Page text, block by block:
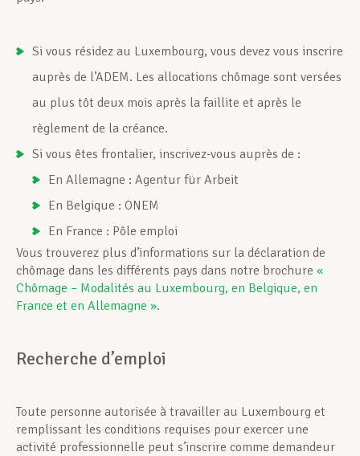
Si vous résidez au Luxembourg, vous devez vous inscrire
auprès de l’ADEM. Les allocations chômage sont versées
au plus tôt deux mois après la faillite et après le
règlement de la créance.
Si vous êtes frontalier, inscrivez-vous auprès de :
En Allemagne : Agentur für Arbeit
En Belgique : ONEM
En France : Pôle emploi
Vous trouverez plus d’informations sur la déclaration de
chômage dans les différents pays dans notre brochure «
Chômage – Modalités au Luxembourg, en Belgique, en
France et en Allemagne ».
Recherche d’emploi
Toute personne autorisée à travailler au Luxembourg et
remplissant les conditions requises pour exercer une
activité professionnelle peut s’inscrire comme demandeur